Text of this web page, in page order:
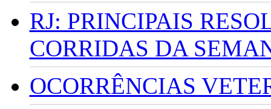
RJ: PRINCIPAIS
CORRIDAS DA
OCORRÊNCIAS